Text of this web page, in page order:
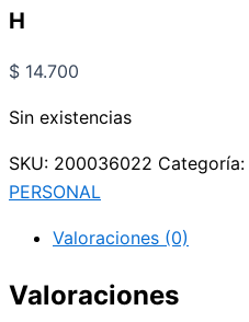
H
$ 14.700
Sin existencias
SKU: 200036022 Categoría:
PERSONAL
Valoraciones (0)
Valoraciones